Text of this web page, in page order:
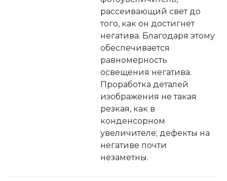
рассеивающий свет до
того, как он достигнет
негатива. Благодаря этому
обеспечивается
равномерность
освещения негатива.
Проработка деталей
изображения не такая
резкая, как в
конденсорном
увеличителе; дефекты на
негативе почти
незаметны.